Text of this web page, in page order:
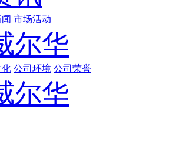
市场活动
尔华
化 公司环境 公司荣誉
尔华